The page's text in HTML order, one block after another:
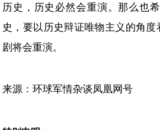
历史，历史必然会重演。那么也
史，要以历史辩证唯物主义的角
剧将会重演。
来源：环球军情杂谈凤凰网号